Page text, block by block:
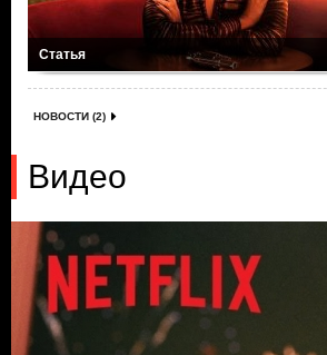
Статья
НОВОСТИ (2)
Видео